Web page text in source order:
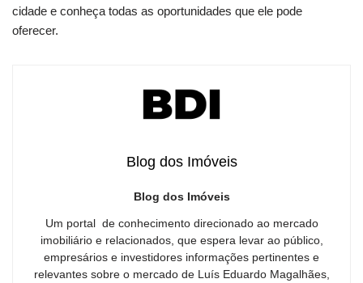
cidade e conheça todas as oportunidades que ele pode
oferecer.
Blog dos Imóveis
Blog dos Imóveis
Um portal de conhecimento direcionado ao mercado
imobiliário e relacionados, que espera levar ao público,
empresários e investidores informações pertinentes e
relevantes sobre o mercado de Luís Eduardo Magalhães,